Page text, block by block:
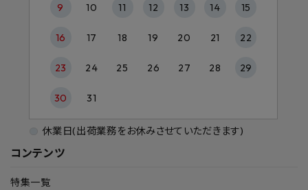
コンテンツ
特集一覧
9 10 11 12 13 14 15
16 17 18 19 20 21 22
23 24 25 26 27 28 29
30 31
休業日(出荷業務をお休みさせていただきます)